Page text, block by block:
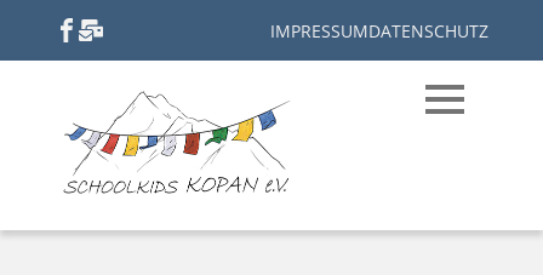
IMPRESSUMDATENSCHUTZ